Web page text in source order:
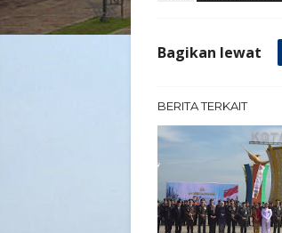
Bagikan lewat
BERITA TERKAIT